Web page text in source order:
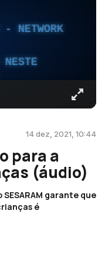
NETWORK
NESTE
14 dez, 2021, 10:44
para a
(áudio)
garante que
é